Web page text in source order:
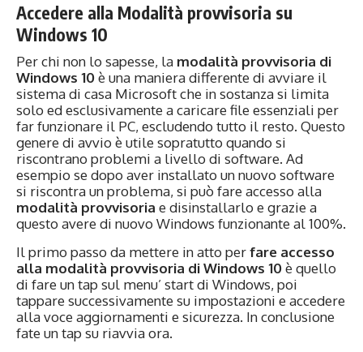
Accedere alla Modalità provvisoria su
Windows 10
Per chi non lo sapesse, la modalità provvisoria di
Windows 10è una maniera differente di avviare il
sistema di casa Microsoft che in sostanza si limita
solo ed esclusivamente a caricare file essenziali per
far funzionare il PC, escludendo tutto il resto. Questo
genere di avvio è utile sopratutto quando si
riscontrano problemi a livello di software. Ad
esempio se dopo aver installato un nuovo software
si riscontra un problema, si può fare accesso alla
modalità provvisoria e disinstallarlo e grazie a
questo avere di nuovo Windows funzionante al 100%.
Il primo passo da mettere in atto perfare accesso
alla modalità provvisoria di Windows 10è quello
di fare un tap sul menu’ start di Windows, poi
tappare successivamente su impostazioni e accedere
alla voce aggiornamenti e sicurezza. In conclusione
fate un tap su riavvia ora.